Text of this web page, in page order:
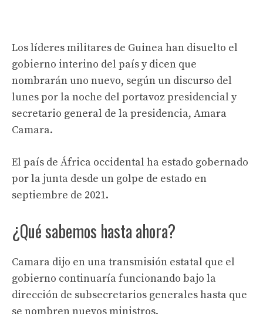
Los líderes militares de Guinea han disuelto el
gobierno interino del país y dicen que
nombrarán uno nuevo, según un discurso del
lunes por la noche del portavoz presidencial y
secretario general de la presidencia, Amara
Camara.
El país de África occidental ha estado gobernado
por la junta desde un golpe de estado en
septiembre de 2021.
¿Qué sabemos hasta ahora?
Camara dijo en una transmisión estatal que el
gobierno continuaría funcionando bajo la
dirección de subsecretarios generales hasta que